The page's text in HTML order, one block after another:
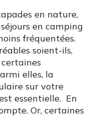
en nature,
en camping
fréquentées.
soient-ils,
elles, la
sur votre
essentielle. En
Or, certaines